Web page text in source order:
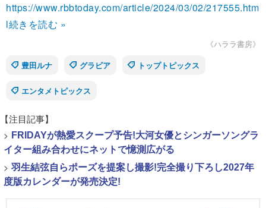
https://www.rbbtoday.com/article/2024/03/02/217555.htm
l続きを読む »
《ハララ書房》
豊田ルナ
グラビア トップトピックス
エンタメトピックス
【注目記事】
> FRIDAYが熱愛スクープ予告!大河女優とシンガーソングラ
イター組み合わせにネットで憶測広がる
> 羽生結弦自らポーズを提案し撮影!完全撮り下ろし2027年
度版カレンダーが発売決定!